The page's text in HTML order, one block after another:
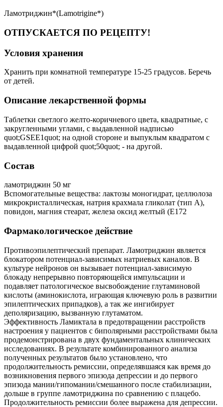
Ламотриджин*(Lamotrigine*)
ОТПУСКАЕТСЯ ПО РЕЦЕПТУ!
Условия хранения
Хранить при комнатной температуре 15-25 градусов. Беречь
от детей.
Описание лекарственной формы
Таблетки светлого желто-коричневого цвета, квадратные, с
закругленными углами, с выдавленной надписью
quot;GSEЕ1quot; на одной стороне и выпуклым квадратом с
выдавленной цифрой quot;50quot; - на другой.
Состав
ламотриджин 50 мг
Вспомогательные вещества: лактозы моногидрат, целлюлоза
микрокристаллическая, натрия крахмала гликолат (тип А),
повидон, магния стеарат, железа оксид желтый (Е172
Фармакологическое действие
Противоэпилептический препарат. Ламотриджин является
блокатором потенциал-зависимых натриевых каналов. В
культуре нейронов он вызывает потенциал-зависимую
блокаду непрерывно повторяющейся импульсации и
подавляет патологическое высвобождение глутаминовой
кислоты (аминокислота, играющая ключевую роль в развитии
эпилептических припадков), а так же ингибирует
деполяризацию, вызванную глутаматом.
Эффективность Ламиктала в предотвращении расстройств
настроения у пациентов с биполярными расстройствами была
продемонстрирована в двух фундаментальных клинических
исследованиях. В результате комбинированного анализа
полученных результатов было установлено, что
продолжительность ремиссии, определявшаяся как время до
возникновения первого эпизода депрессии и до первого
эпизода мании/гипомании/смешанного после стабилизации,
дольше в группе ламотриджина по сравнению с плацебо.
Продолжительность ремиссии более выражена для депрессии.